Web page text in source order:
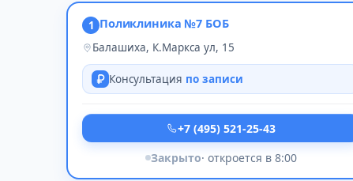
1 Поликлиника №7 БОБ
Балашиха, К.Маркса ул, 15
Консультация по записи
+7 (495) 521-25-43
Закрыто· откроется в 8:00